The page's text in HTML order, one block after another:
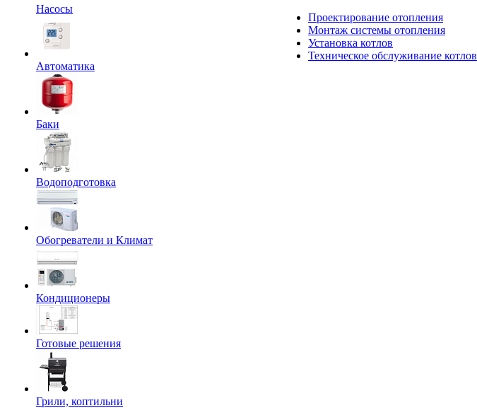
Насосы
Автоматика
Баки
Водоподготовка
Обогреватели и Климат
Кондиционеры
Готовые решения
Грили, коптильни
Проектирование отопления
Монтаж системы отопления
Установка котлов
Техническое обслуживание котлов